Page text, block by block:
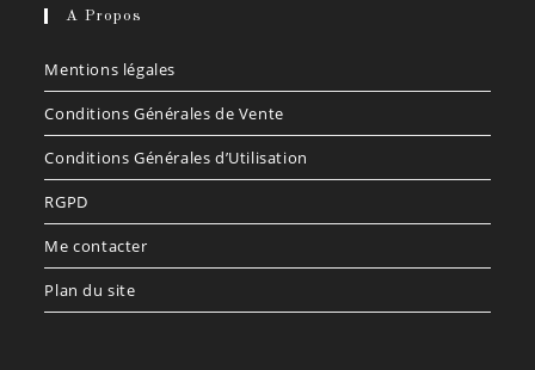
dans
nouvel
onglet
dans
nouvel
onglet
A Propos
Mentions légales
Conditions Générales de Vente
Conditions Générales d’Utilisation
RGPD
Me contacter
Plan du site